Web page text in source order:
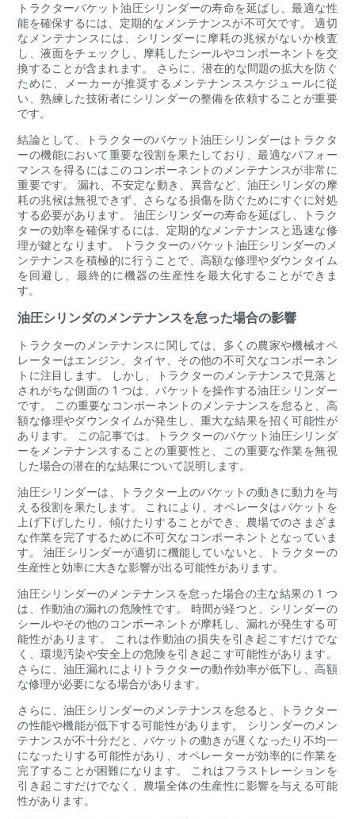
トラクターバケット油圧シリンダーの寿命を延ばし、最適な性
能を確保するには、定期的なメンテナンスが不可欠です。 適切
なメンテナンスには、シリンダーに摩耗の兆候がないか検査
し、液面をチェックし、摩耗したシールやコンポーネントを交
換することが含まれます。 さらに、潜在的な問題の拡大を防ぐ
ために、メーカーが推奨するメンテナンススケジュールに従
い、熟練した技術者にシリンダーの整備を依頼することが重要
です。
結論として、トラクターのバケット油圧シリンダーはトラクタ
ーの機能において重要な役割を果たしており、最適なパフォー
マンスを得るにはこのコンポーネントのメンテナンスが非常に
重要です。 漏れ、不安定な動き、異音など、油圧シリンダの摩
耗の兆候は無視できず、さらなる損傷を防ぐためにすぐに対処
する必要があります。 油圧シリンダーの寿命を延ばし、トラク
ターの効率を確保するには、定期的なメンテナンスと迅速な修
理が鍵となります。 トラクターのバケット油圧シリンダーのメ
ンテナンスを積極的に行うことで、高額な修理やダウンタイム
を回避し、最終的に機器の生産性を最大化することができま
す。
油圧シリンダのメンテナンスを怠った場合の影響
トラクターのメンテナンスに関しては、多くの農家や機械オペ
レーターはエンジン、タイヤ、その他の不可欠なコンポーネン
トに注目します。 しかし、トラクターのメンテナンスで見落と
されがちな側面の 1 つは、バケットを操作する油圧シリンダー
です。 この重要なコンポーネントのメンテナンスを怠ると、高
額な修理やダウンタイムが発生し、重大な結果を招く可能性が
あります。 この記事では、トラクターのバケット油圧シリンダ
ーをメンテナンスすることの重要性と、この重要な作業を無視
した場合の潜在的な結果について説明します。
油圧シリンダーは、トラクター上のバケットの動きに動力を与
える役割を果たします。 これにより、オペレータはバケットを
上げ下げしたり、傾けたりすることができ、農場でのさまざま
な作業を完了するために不可欠なコンポーネントとなっていま
す。 油圧シリンダーが適切に機能していないと、トラクターの
生産性と効率に大きな影響が出る可能性があります。
油圧シリンダーのメンテナンスを怠った場合の主な結果の 1 つ
は、作動油の漏れの危険性です。 時間が経つと、シリンダーの
シールやその他のコンポーネントが摩耗し、漏れが発生する可
能性があります。 これは作動油の損失を引き起こすだけでな
く、環境汚染や安全上の危険を引き起こす可能性があります。
さらに、油圧漏れによりトラクターの動作効率が低下し、高額
な修理が必要になる場合があります。
さらに、油圧シリンダーのメンテナンスを怠ると、トラクター
の性能や機能が低下する可能性があります。 シリンダーのメン
テナンスが不十分だと、バケットの動きが遅くなったり不均一
になったりする可能性があり、オペレーターが効率的に作業を
完了することが困難になります。 これはフラストレーションを
引き起こすだけでなく、農場全体の生産性に影響を与える可能
性があります。